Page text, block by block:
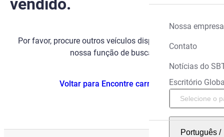
Nossa empresa
Contato
Notícias do
Escritório
Português/
Por favor, procure outros veículos disponíveis usando
nossa função de busca.
Voltar para Encontre carros